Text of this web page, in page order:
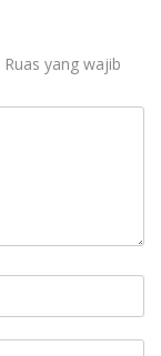
Ruas yang wajib